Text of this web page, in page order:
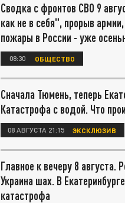
Сводка с фронтов СВО 9
как не в себя", прорыв
пожары в России - уже
08:30 ОБЩЕСТВО
Сначала Тюмень, теперь
Катастрофа с водой. Что
08 АВГУСТА 21:15 ЭКСКЛЮЗИВ
Главное к вечеру 8 августа.
Украина шах. В
катастрофа